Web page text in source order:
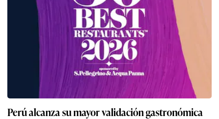
Perú alcanza su mayor validación gastronómica